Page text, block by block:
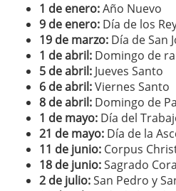
1 de enero:Año Nuevo
9 de enero: Día de los
19 de marzo: Día de San
1 de abril: Domingo de
5 de abril: Jueves Santo
6 de abril:Viernes Santo
8 de abril: Domingo de
1 de mayo: Día del
21 de mayo: Día de la
11 de junio: Corpus
18 de junio:Sagrado
2 de julio:San Pedro y